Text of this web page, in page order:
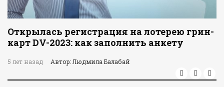
Открылась регистрация на лотерею грин-
карт DV-2023: как заполнить анкету
5 лет назад Автор: Людмила Балабай